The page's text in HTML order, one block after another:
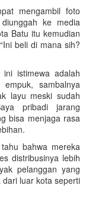
mengambil foto
ke media
Batu itu kemudian
beli di mana sih?
istimewa adalah
sambalnya
layu meski sudah
pribadi jarang
bisa menjaga rasa
bahwa mereka
distribusinya lebih
pelanggan yang
luar kota seperti